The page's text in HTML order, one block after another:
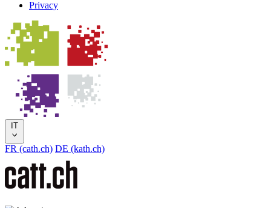
Privacy
IT
FR (cath.ch) DE (kath.ch)